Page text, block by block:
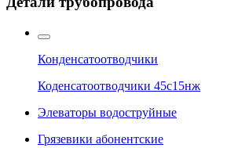
Конденсатоотводчики
Коденсатоотводчики 45с15нж
Элеваторы водоструйные
Грязевики абонентские